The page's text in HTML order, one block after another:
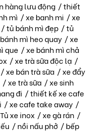
hàng lưu động /thiết
mì /xe banh mi /xe
/tủ bánh mì đẹp /tủ
mì heo quay /xe
que /xe bánh mì chả
/xe trà sữa độc lạ /
/xe bán trà sữa /xe đẩy
/xe trà sữa /xe sinh
đi /thiết kế xe cafe
/xe cafe take away /
Tủ xe inox /xe gà rán /
/ nồi nấu phở / bếp